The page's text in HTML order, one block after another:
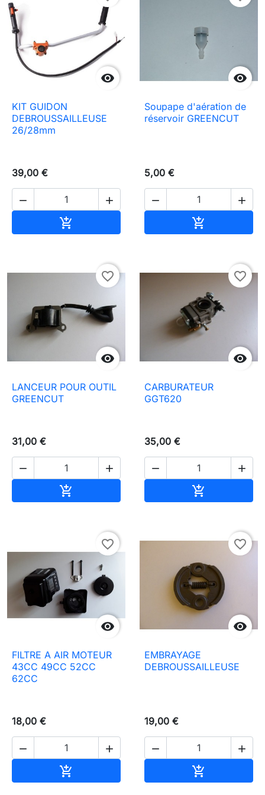

KIT GUIDON
DEBROUSSAILLEUSE
26/28mm
39,00 €
 


Soupape d'aération de
réservoir GREENCUT
5,00 €
 


favorite_border
LANCEUR POUR OUTIL
GREENCUT
31,00 €
 


favorite_border
CARBURATEUR
GGT620
35,00 €
 


favorite_border
FILTRE A AIR MOTEUR
43CC 49CC 52CC
62CC
18,00 €
 


favorite_border
EMBRAYAGE
DEBROUSSAILLEUSE
19,00 €
 
